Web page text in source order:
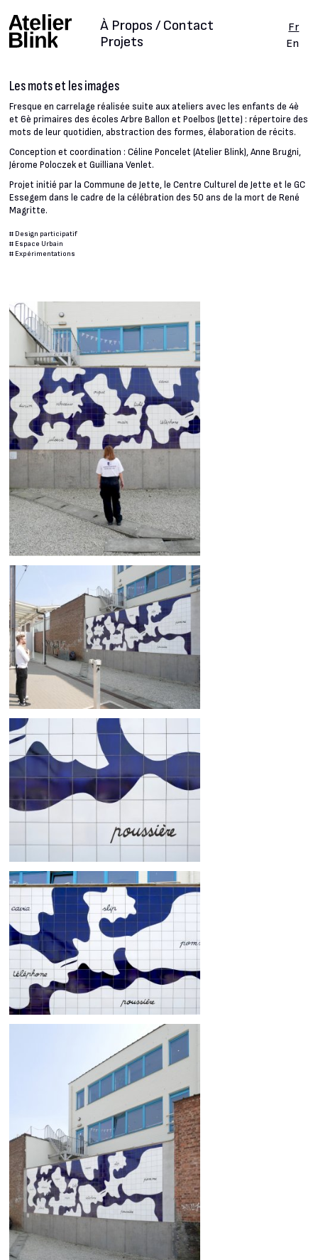
Projets
À Propos / Contact
Fr
En
Les mots et les images
Fresque en carrelage réalisée suite aux ateliers avec les enfants de 4è
et 6è primaires des écoles Arbre Ballon et Poelbos (Jette) : répertoire des
mots de leur quotidien, abstraction des formes, élaboration de récits.
Conception et coordination : Céline Poncelet (Atelier Blink), Anne Brugni,
Jérome Poloczek et Guilliana Venlet.
Projet initié par la Commune de Jette, le Centre Culturel de Jette et le GC
Essegem dans le cadre de la célébration des 50 ans de la mort de René
Magritte.
# Design participatif
# Espace Urbain
# Expérimentations